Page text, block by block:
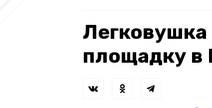
площадку в